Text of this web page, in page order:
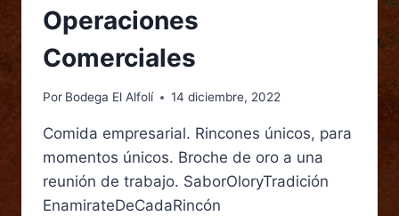
Operaciones
Comerciales
Por Bodega El Alfolí 14 diciembre, 2022
Comida empresarial. Rincones únicos, para
momentos únicos. Broche de oro a una
reunión de trabajo. SaborOloryTradición
EnamirateDeCadaRincón